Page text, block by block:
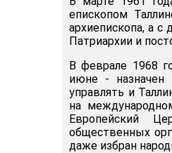
епископом
архиепископа, а
Патриархии и
В феврале 1968
июне - назначен
управлять и
на
Европейский
общественных
даже избран